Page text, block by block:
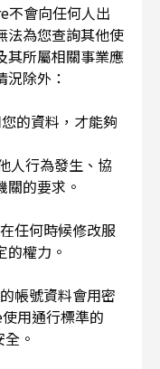
不會向任何人出
法為您查詢其他使
其所屬相關事業應
況除外：
的資料，才能夠
人行為發生、協
的要求。
任何時候修改服
權力。
帳號資料會用密
用通行標準的
。